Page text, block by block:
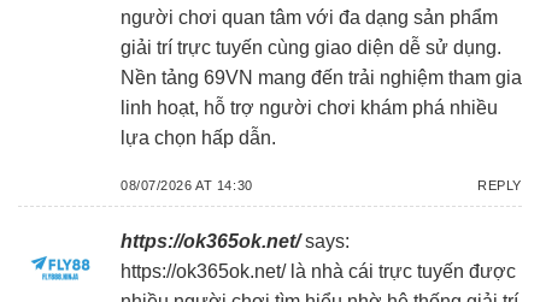
người chơi quan tâm với đa dạng sản phẩm
giải trí trực tuyến cùng giao diện dễ sử dụng.
Nền tảng 69VN mang đến trải nghiệm tham gia
linh hoạt, hỗ trợ người chơi khám phá nhiều
lựa chọn hấp dẫn.
08/07/2026 AT 14:30 REPLY
https://ok365ok.net/ says:
https://ok365ok.net/là nhà cái trực tuyến được